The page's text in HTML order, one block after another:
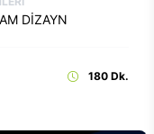
DİZAYN
180 Dk.